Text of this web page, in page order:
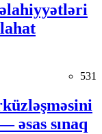
531
əsas sınaq